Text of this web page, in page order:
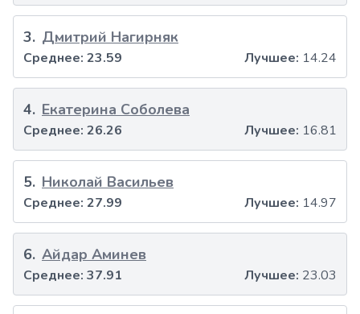
3. Дмитрий Нагирняк
Среднее: 23.59 Лучшее: 14.24
4. Екатерина Соболева
Среднее: 26.26 Лучшее: 16.81
5. Николай Васильев
Среднее: 27.99 Лучшее: 14.97
6. Айдар Аминев
Среднее: 37.91 Лучшее: 23.03